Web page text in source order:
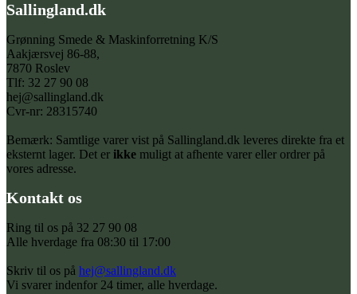
Sallingland.dk
Grønning Smede & Maskinforretning K/S
Aakjærsvej 86-88,
7870 Roslev
Tlf: 32 27 90 08
hej@sallingland.dk
Cvr-nr: 28315740
Bemærk: Samtlige varer vist på Sallingland.dk leveres direkte fra et
eksternt lager. Det er ikke muligt at afhente varer eller ordrer på
vores adresse.
Kontakt os
Ring til os på 32 27 90 08
Alle hverdage fra 08:30 til 17:00
Skriv til os på hej@sallingland.dk
Vi svarer indenfor 24 timer, alle hverdage.